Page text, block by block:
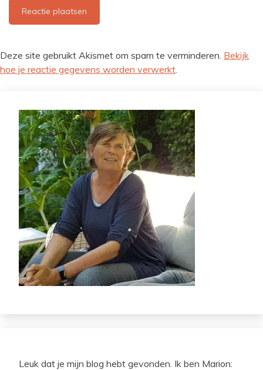
Deze site gebruikt Akismet om spam te verminderen. Bekijk
hoe je reactie gegevens worden verwerkt
Leuk dat je mijn blog hebt gevonden. Ik ben Marion: